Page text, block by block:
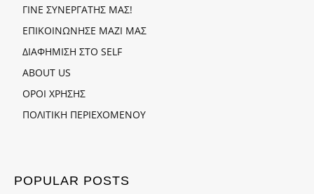
ΓΙΝΕ ΣΥΝΕΡΓΑΤΗΣ ΜΑΣ!
ΕΠΙΚΟΙΝΩΝΗΣΕ ΜΑΖΙ ΜΑΣ
ΔΙΑΦΗΜΙΣΗ ΣΤΟ SELF
ABOUT US
ΟΡΟΙ ΧΡΗΣΗΣ
ΠΟΛΙΤΙΚΗ ΠΕΡΙΕΧΟΜΕΝΟΥ
POPULAR POSTS